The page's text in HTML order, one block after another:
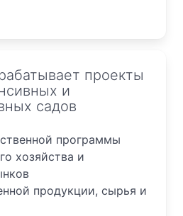
проекты
и
садов
программы
хозяйства и
продукции, сырья и